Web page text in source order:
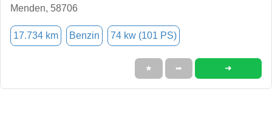
Menden, 58706
17.734 km Benzin 74 kw (101 PS)
★ ➦ ➜